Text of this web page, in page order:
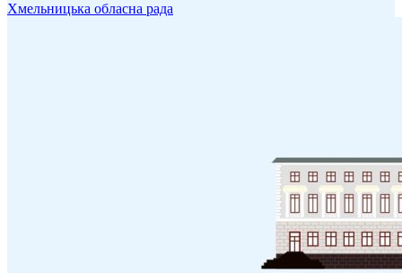
Хмельницька обласна рада